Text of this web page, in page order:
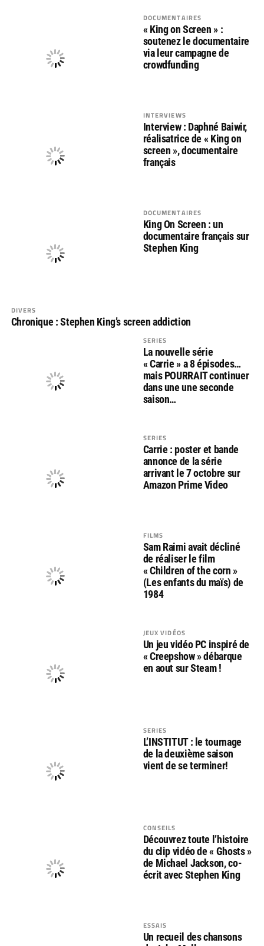
DOCUMENTAIRES
« King on Screen » :
soutenez le documentaire
via leur campagne de
crowdfunding
INTERVIEWS
Interview : Daphné Baiwir,
réalisatrice de « King on
screen », documentaire
français
DOCUMENTAIRES
King On Screen : un
documentaire français sur
Stephen King
DIVERS
Chronique : Stephen King’s screen addiction
SERIES
La nouvelle série
« Carrie » a 8 épisodes…
mais POURRAIT continuer
dans une une seconde
saison…
SERIES
Carrie : poster et bande
annonce de la série
arrivant le 7 octobre sur
Amazon Prime Video
FILMS
Sam Raimi avait décliné
de réaliser le film
« Children of the corn »
(Les enfants du maïs) de
1984
JEUX VIDÉOS
Un jeu vidéo PC inspiré de
« Creepshow » débarque
en aout sur Steam !
SERIES
L’INSTITUT : le tournage
de la deuxième saison
vient de se terminer!
CONSEILS
Découvrez toute l’histoire
du clip vidéo de « Ghosts »
de Michael Jackson, co-
écrit avec Stephen King
ESSAIS
Un recueil des chansons